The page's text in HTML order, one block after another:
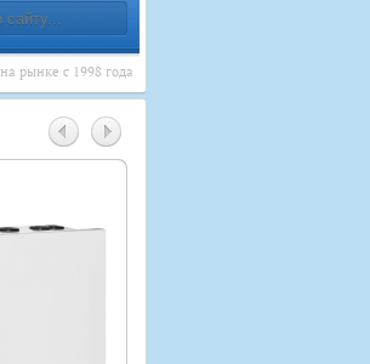
на рынке с 1998 года